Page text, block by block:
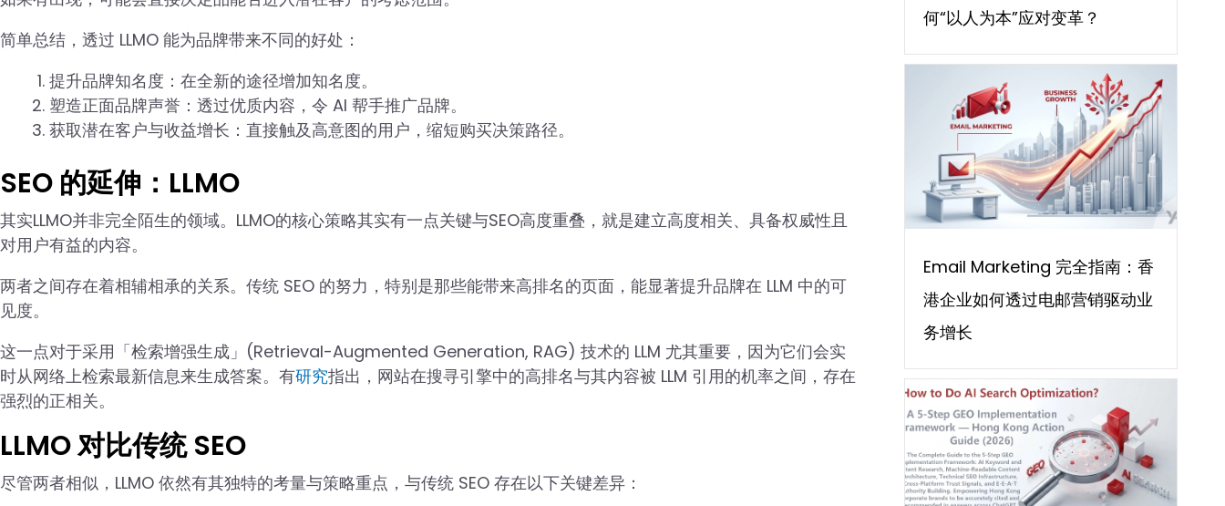
简单总结，透过 LLMO 能为品牌带来不同的好处：
提升品牌知名度：在全新的途径增加知名度。
塑造正面品牌声誉：透过优质内容，令 AI 帮手推广品牌。
获取潜在客户与收益增长：直接触及高意图的用户，缩短购买决策路径。
SEO 的延伸：LLMO
其实LLMO并非完全陌生的领域。LLMO的核心策略其实有一点关键与SEO高度重叠，就是建立高度相关、具备权威性且
对用户有益的内容。
两者之间存在着相辅相承的关系。传统 SEO 的努力，特别是那些能带来高排名的页面，能显著提升品牌在 LLM 中的可
见度。
这一点对于采用「检索增强生成」(Retrieval-Augmented Generation, RAG) 技术的 LLM 尤其重要，因为它们会实
时从网络上检索最新信息来生成答案。有研究指出，网站在搜寻引擎中的高排名与其内容被 LLM 引用的机率之间，存在
强烈的正相关。
LLMO 对比传统 SEO
尽管两者相似，LLMO 依然有其独特的考量与策略重点，与传统 SEO 存在以下关键差异：
何“以人为本”应对变革？
Email Marketing 完全指南：香
港企业如何透过电邮营销驱动业
务增长